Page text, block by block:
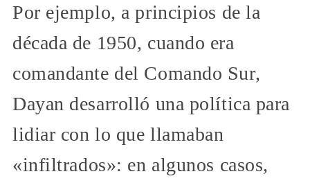
Por ejemplo, a principios de la
década de 1950, cuando era
comandante del Comando Sur,
Dayan desarrolló una política para
lidiar con lo que llamaban
«infiltrados»: en algunos casos,